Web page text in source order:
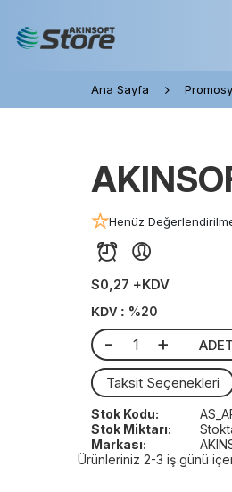
Ana Sayfa
Henüz
$0,27 +KDV
KDV : %20
- + ADET
Taksit Seçenekleri
Stok Kodu:
Stok Miktarı:
Markası:
Ürünleriniz 2-3 iş günü